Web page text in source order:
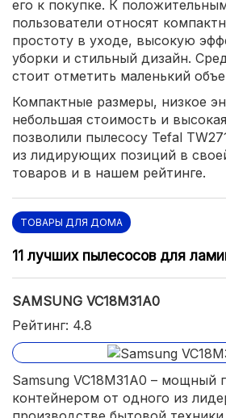
его к покупке. К
пользователи относят
простоту в уходе, высокую
уборки и стильный дизайн.
стоит отметить маленький
Компактные размеры, низкое
небольшая стоимость и
позволили пылесосу Tefal
из лидирующих позиций в
товаров и в нашем рейтинге.
ТОВАРЫ ДЛЯ ДОМА
11 лучших пылесосов для
SAMSUNG VC18M31A0
Рейтинг: 4.8
Samsung VC18M31A0 – мощный
контейнером от одного из